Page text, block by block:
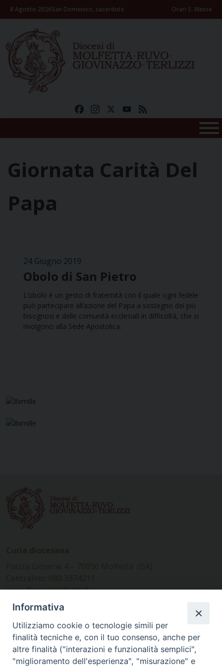
Skip8 Agosto 2026San Domenico, sacerdote Orari S. Messe
FacebookInstagramYouTube
Giornata Carità Del
Papa
24 Giugno 2019
Obolo di San Pietro
L’obolo è un gesto di fraternità con il quale ogni fedele
può partecipare all’azione del Papa a sostegno dei più
bisognosi e delle comunità ecclesiali in difficoltà, che si
rivolgono alla Sede Apostolica.
www.diocesimolfetta.it –
diocesimolfetta@pec.chiesacattolica.it
Ufficio Comunicazioni sociali
Piazza Giovene 4 – 70056 Molfetta (BA)
comunicazionisociali@diocesimolfetta.it
Informativa
Utilizziamo cookie o tecnologie simili per
finalità tecniche e, con il tuo consenso, anche per
altre finalità ("interazioni e funzionalità semplici",
"miglioramento dell'esperienza", "misurazione" e